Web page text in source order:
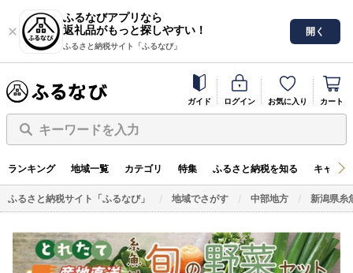
ふるなびアプリなら
返礼品がもっと探しやすい！
ふるさと納税サイト「ふるなび」
開く
ガイド ログイン お気に入り カート
キーワードを入力
ランキング 地域一覧 カテゴリ 特集 ふるさと納税を知る キャン
ふるさと納税サイト「ふるなび」 地域でさがす 中部地方 新潟県糸